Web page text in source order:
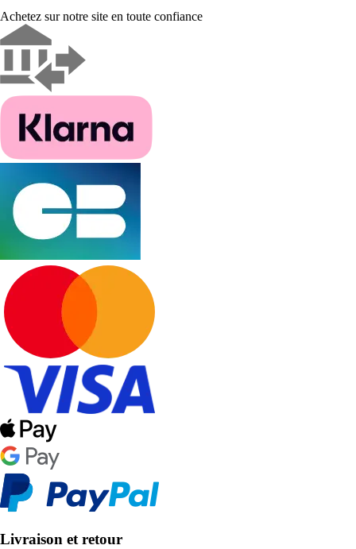
Achetez sur notre site en toute confiance
Livraison et retour